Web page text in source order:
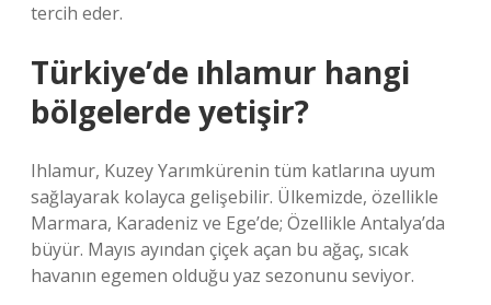
tercih eder.
Türkiye’de ıhlamur hangi
bölgelerde yetişir?
Ihlamur, Kuzey Yarımkürenin tüm katlarına uyum
sağlayarak kolayca gelişebilir. Ülkemizde, özellikle
Marmara, Karadeniz ve Ege’de; Özellikle Antalya’da
büyür. Mayıs ayından çiçek açan bu ağaç, sıcak
havanın egemen olduğu yaz sezonunu seviyor.